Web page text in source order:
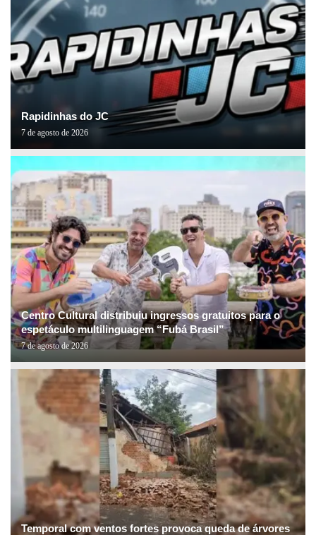
Rapidinhas do JC
7 de agosto de 2026
Centro Cultural distribuiu ingressos gratuitos para o
espetáculo multilinguagem “Fubá Brasil”
7 de agosto de 2026
Temporal com ventos fortes provoca queda de árvores